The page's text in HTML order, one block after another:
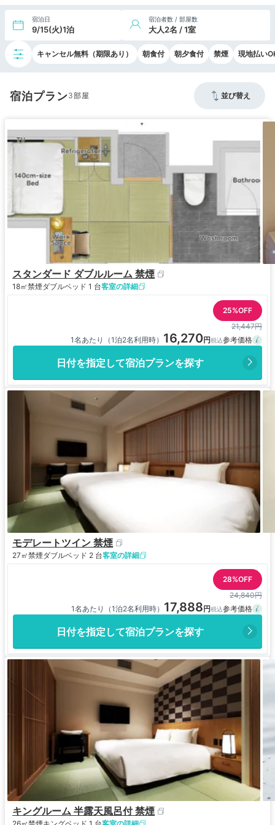
宿泊日
9/15(火)1泊
宿泊者数 / 部屋数
大人2名 / 1室
キャンセル無料（期限あり） 朝食付 朝夕食付 禁煙 現地払い
宿泊プラン3 並び替え
スタンダード ダブルルーム 禁煙
18㎡禁煙ダブルベッド 1 台客室の詳細
25%OFF
21,447円
1名あたり（1泊2名利用時） 16,270
日付を指定して宿泊プランを探す
モデレートツイン 禁煙
27㎡禁煙ダブルベッド 2 台客室の詳細
28%OFF
24,840円
1名あたり（1泊2名利用時） 17,888
日付を指定して宿泊プランを探す
キングルーム 半露天風呂付 禁煙